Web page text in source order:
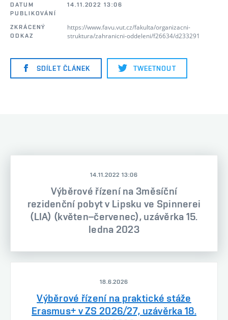
DATUM
PUBLIKOVÁNÍ
14.11.2022 13:06
ZKRÁCENÝ
ODKAZ
https://www.favu.vut.cz/fakulta/organizacni-
struktura/zahranicni-oddeleni/f26634/d233291
SDÍLET ČLÁNEK TWEETNOUT
14.11.2022 13:06
Výběrové řízení na 3měsíční
rezidenční pobyt v Lipsku ve Spinnerei
(LIA) (květen–červenec), uzávěrka 15.
ledna 2023
18.6.2026
Výběrové řízení na praktické stáže
Erasmus+ v ZS 2026/27, uzávěrka 18.